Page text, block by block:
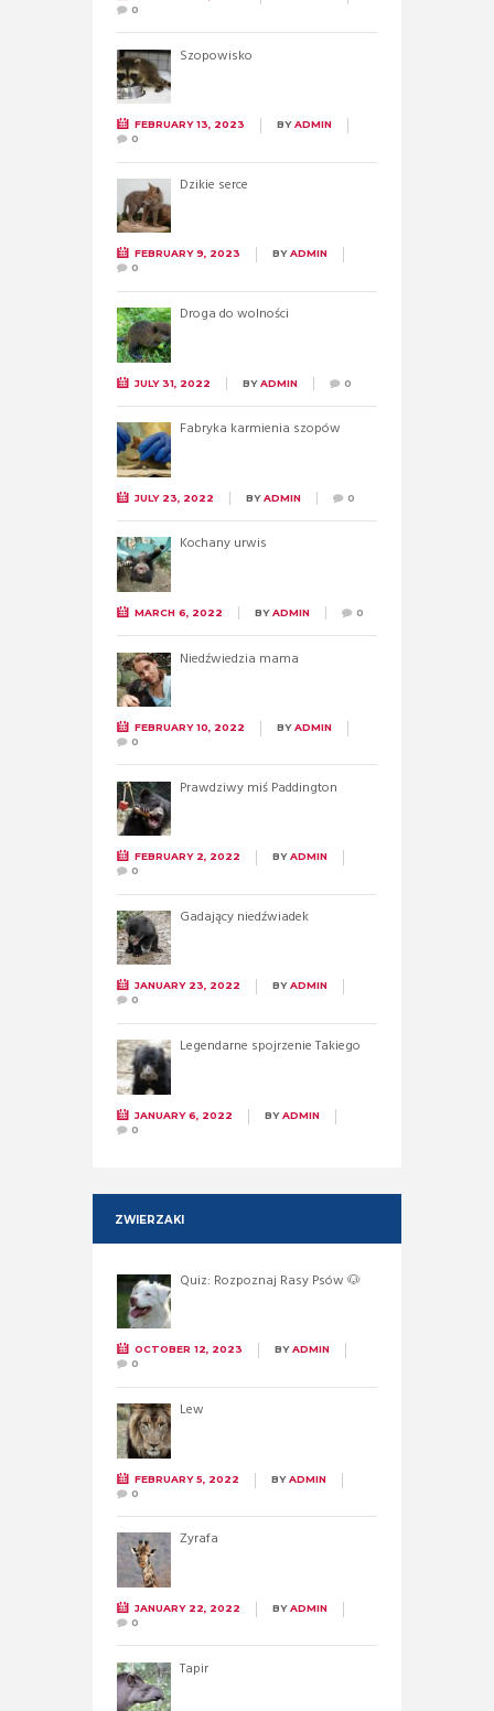
0
Szopowisko
FEBRUARY 13, 2023 BYADMIN
0
Dzikie serce
FEBRUARY 9, 2023 BYADMIN
0
Droga do wolności
JULY 31, 2022 BYADMIN 0
Fabryka karmienia szopów
JULY 23, 2022 BYADMIN 0
Kochany urwis
MARCH 6, 2022 BYADMIN 0
Niedźwiedzia mama
FEBRUARY 10, 2022 BYADMIN
0
Prawdziwy miś Paddington
FEBRUARY 2, 2022 BYADMIN
0
Gadający niedźwiadek
JANUARY 23, 2022 BYADMIN
0
Legendarne spojrzenie Takiego
JANUARY 6, 2022 BYADMIN
0
ZWIERZAKI
Quiz: Rozpoznaj Rasy Psów 🐶
OCTOBER 12, 2023 BYADMIN
0
Lew
FEBRUARY 5, 2022 BYADMIN
0
Żyrafa
JANUARY 22, 2022 BYADMIN
0
Tapir